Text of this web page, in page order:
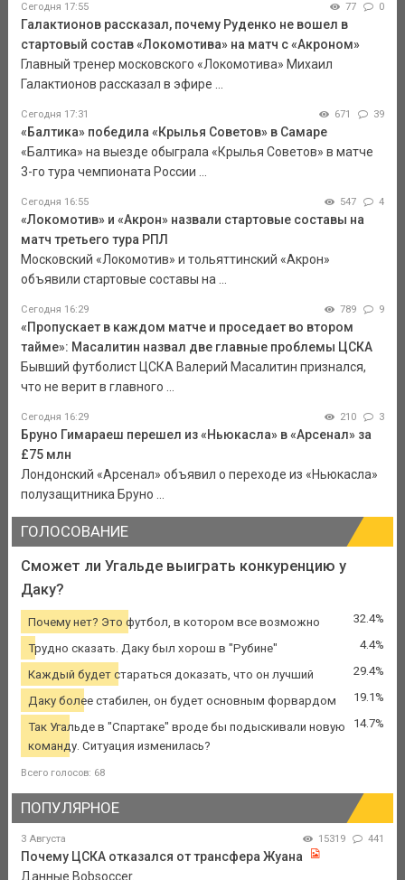
Сегодня 17:55 77 0
Галактионов рассказал, почему Руденко не вошел в
стартовый состав «Локомотива» на матч с «Акроном»
Главный тренер московского «Локомотива» Михаил
Галактионов рассказал в эфире ...
Сегодня 17:31 671 39
«Балтика» победила «Крылья Советов» в Самаре
«Балтика» на выезде обыграла «Крылья Советов» в матче
3-го тура чемпионата России ...
Сегодня 16:55 547 4
«Локомотив» и «Акрон» назвали стартовые составы на
матч третьего тура РПЛ
Московский «Локомотив» и тольяттинский «Акрон»
объявили стартовые составы на ...
Сегодня 16:29 789 9
«Пропускает в каждом матче и проседает во втором
тайме»: Масалитин назвал две главные проблемы ЦСКА
Бывший футболист ЦСКА Валерий Масалитин признался,
что не верит в главного ...
Сегодня 16:29 210 3
Бруно Гимараеш перешел из «Ньюкасла» в «Арсенал» за
£75 млн
Лондонский «Арсенал» объявил о переходе из «Ньюкасла»
полузащитника Бруно ...
ГОЛОСОВАНИЕ
Сможет ли Угальде выиграть конкуренцию у
Даку?
Почему нет? Это футбол, в котором все возможно 32.4%
Трудно сказать. Даку был хорош в "Рубине" 4.4%
Каждый будет стараться доказать, что он лучший 29.4%
Даку более стабилен, он будет основным форвардом 19.1%
Так Угальде в "Спартаке" вроде бы подыскивали новую
команду. Ситуация изменилась?
14.7%
Всего голосов: 68
ПОПУЛЯРНОЕ
3 Августа 15319 441
Почему ЦСКА отказался от трансфера Жуана
Данные Bobsoccer.